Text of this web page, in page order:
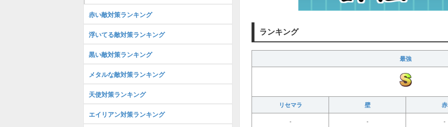
ランキング
最強
リセマラ 壁 赤
- - -
赤い敵対策ランキング
浮いてる敵対策ランキング
黒い敵対策ランキング
メタルな敵対策ランキング
天使対策ランキング
エイリアン対策ランキング